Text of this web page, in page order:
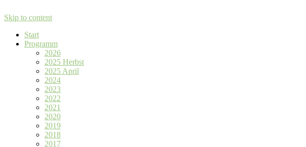
Skip to content
Start
Programm
2026
2025 Herbst
2025 April
2024
2023
2022
2021
2020
2019
2018
2017